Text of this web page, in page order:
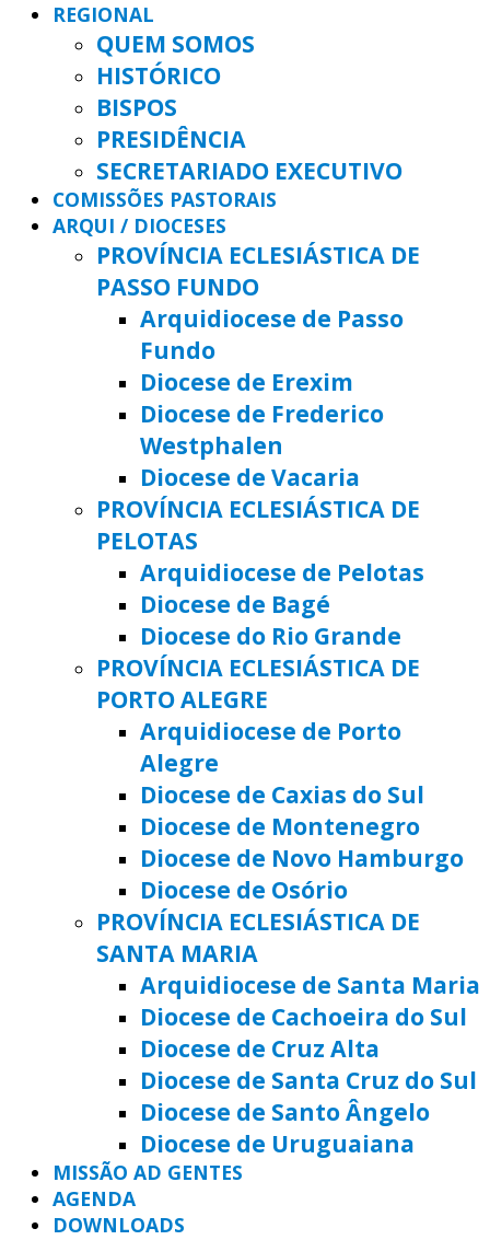
REGIONAL
QUEM SOMOS
HISTÓRICO
BISPOS
PRESIDÊNCIA
SECRETARIADO EXECUTIVO
COMISSÕES PASTORAIS
ARQUI / DIOCESES
PROVÍNCIA ECLESIÁSTICA DE
PASSO FUNDO
Arquidiocese de Passo
Fundo
Diocese de Erexim
Diocese de Frederico
Westphalen
Diocese de Vacaria
PROVÍNCIA ECLESIÁSTICA DE
PELOTAS
Arquidiocese de Pelotas
Diocese de Bagé
Diocese do Rio Grande
PROVÍNCIA ECLESIÁSTICA DE
PORTO ALEGRE
Arquidiocese de Porto
Alegre
Diocese de Caxias do Sul
Diocese de Montenegro
Diocese de Novo Hamburgo
Diocese de Osório
PROVÍNCIA ECLESIÁSTICA DE
SANTA MARIA
Arquidiocese de Santa Maria
Diocese de Cachoeira do Sul
Diocese de Cruz Alta
Diocese de Santa Cruz do Sul
Diocese de Santo Ângelo
Diocese de Uruguaiana
MISSÃO AD GENTES
AGENDA
DOWNLOADS